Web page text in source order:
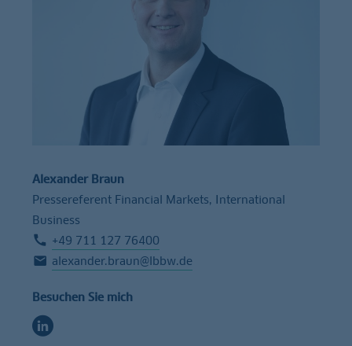
Alexander Braun
Pressereferent Financial Markets, International
Business
+49 711 127 76400
alexander.braun@lbbw.de
Besuchen Sie mich